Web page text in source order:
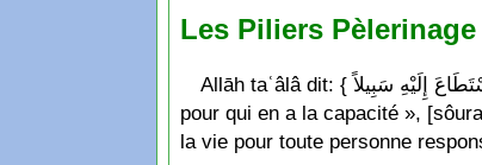
Les Piliers
Allāh taʿâlâ dit: { وَلِلّهِ عَلَى النَّاسِ حِجُّ الْبَيْتِ مَنِ اسْتَطَاعَ إِلَيْهِ سَبِيلاً } ce qui signifie: « Allāh a ordonné de faire le pèlerinage à la Maison sacrée
pour qui en a la capacité »,
la vie pour toute personne